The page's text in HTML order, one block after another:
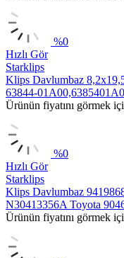
%0
Hızlı Gör
Starklips
Klips Davlumbaz
63844-
Ürünün fiyatını görmek
%0
Hızlı Gör
Starklips
Klips Davlumbaz
N30413356A Toyota
Ürünün fiyatını görmek